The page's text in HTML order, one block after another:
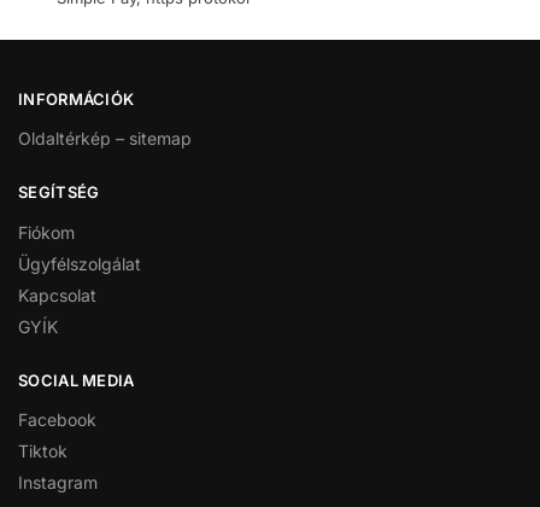
INFORMÁCIÓK
Oldaltérkép – sitemap
SEGÍTSÉG
Fiókom
Ügyfélszolgálat
Kapcsolat
GYÍK
SOCIAL MEDIA
Facebook
Tiktok
Instagram